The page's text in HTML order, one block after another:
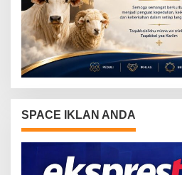
SPACE IKLAN ANDA